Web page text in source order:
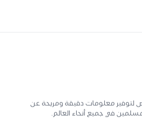
لتوفير معلومات دقيقة ومريحة عن
في جميع أنحاء العالم.